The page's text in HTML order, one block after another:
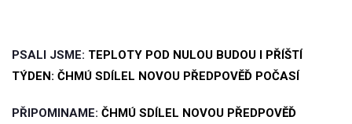
PSALI JSME: TEPLOTY POD NULOU BUDOU I PŘÍŠTÍ
TÝDEN: ČHMÚ SDÍLEL NOVOU PŘEDPOVĚĎ POČASÍ
PŘIPOMINAME: ČHMÚ SDÍLEL NOVOU PŘEDPOVĚĎ